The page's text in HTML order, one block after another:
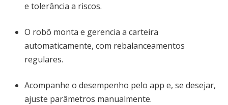
e tolerância a riscos.
O robô monta e gerencia a carteira
automaticamente, com rebalanceamentos
regulares.
Acompanhe o desempenho pelo app e, se desejar,
ajuste parâmetros manualmente.